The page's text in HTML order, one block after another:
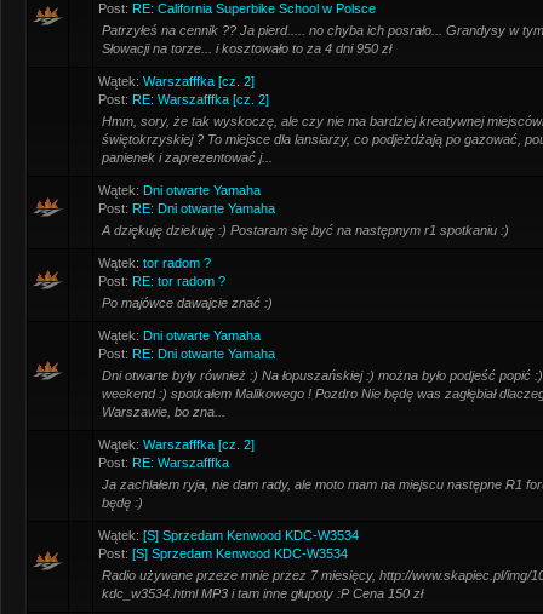
Post: RE: California Superbike School w Polsce
Patrzyłeś na cennik ?? Ja pierd..... no chyba ich posrało... Grandysy w
Słowacji na torze... i kosztowało to za 4 dni 950 zł
Wątek: Warszafffka [cz. 2]
Post: RE: Warszafffka [cz. 2]
Hmm, sory, że tak wyskoczę, ale czy nie ma bardziej kreatywnej
świętokrzyskiej ? To miejsce dla lansiarzy, co podjeżdżają po gazować,
panienek i zaprezentować j...
Wątek: Dni otwarte Yamaha
Post: RE: Dni otwarte Yamaha
A dziękuję dziekuję :) Postaram się być na następnym r1 spotkaniu :)
Wątek: tor radom ?
Post: RE: tor radom ?
Po majówce dawajcie znać :)
Wątek: Dni otwarte Yamaha
Post: RE: Dni otwarte Yamaha
Dni otwarte były również :) Na łopuszańskiej :) można było podjeść popić
weekend :) spotkałem Malikowego ! Pozdro Nie będę was zagłębiał
Warszawie, bo zna...
Wątek: Warszafffka [cz. 2]
Post: RE: Warszafffka
Ja zachlałem ryja, nie dam rady, ale moto mam na miejscu następne R1
będę :)
Wątek: [S] Sprzedam Kenwood KDC-W3534
Post: [S] Sprzedam Kenwood KDC-W3534
Radio używane przeze mnie przez 7 miesięcy, http://www.skapiec.pl/img/
kdc_w3534.html MP3 i tam inne głupoty :P Cena 150 zł